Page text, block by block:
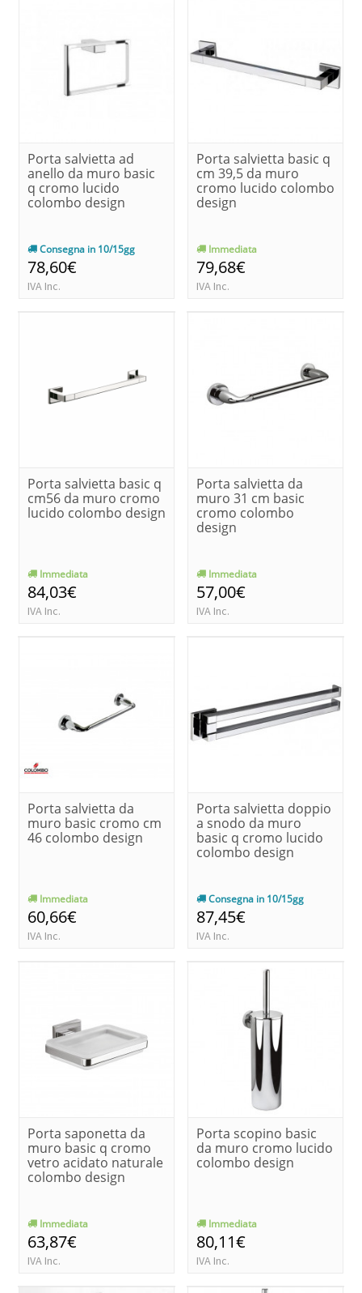
Porta salvietta ad
anello da muro basic
q cromo lucido
colombo design
Consegna in 10/15gg
78,60€
IVA Inc.
Porta salvietta basic q
cm 39,5 da muro
cromo lucido colombo
design
Immediata
79,68€
IVA Inc.
Porta salvietta basic q
cm56 da muro cromo
lucido colombo design
Immediata
84,03€
IVA Inc.
Porta salvietta da
muro 31 cm basic
cromo colombo
design
Immediata
57,00€
IVA Inc.
Porta salvietta da
muro basic cromo cm
46 colombo design
Immediata
60,66€
IVA Inc.
Porta salvietta doppio
a snodo da muro
basic q cromo lucido
colombo design
Consegna in 10/15gg
87,45€
IVA Inc.
Porta saponetta da
muro basic q cromo
vetro acidato naturale
colombo design
Immediata
63,87€
IVA Inc.
Porta scopino basic
da muro cromo lucido
colombo design
Immediata
80,11€
IVA Inc.